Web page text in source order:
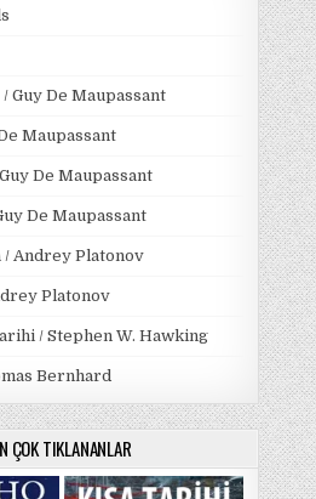
Guy De Maupassant
Maupassant
De Maupassant
De Maupassant
Andrey Platonov
Platonov
/ Stephen W. Hawking
Bernhard
ÇOK TIKLANANLAR